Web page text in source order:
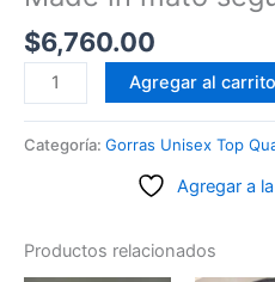
$6,760.00
Made
in
segunda
Agregar al carrito
Categoría: Gorras Unisex Top
Agregar a
Productos relacionados